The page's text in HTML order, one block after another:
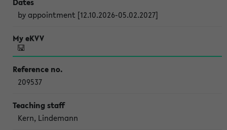
by appointment [12.10.2026-05.02.2027]
209537
Kern, Lindemann